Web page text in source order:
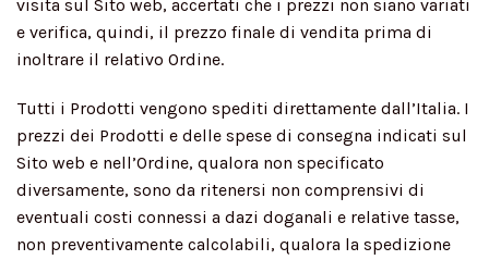
visita sul Sito web, accertati che i prezzi non siano variati
e verifica, quindi, il prezzo finale di vendita prima di
inoltrare il relativo Ordine.
Tutti i Prodotti vengono spediti direttamente dall’Italia. I
prezzi dei Prodotti e delle spese di consegna indicati sul
Sito web e nell’Ordine, qualora non specificato
diversamente, sono da ritenersi non comprensivi di
eventuali costi connessi a dazi doganali e relative tasse,
non preventivamente calcolabili, qualora la spedizione